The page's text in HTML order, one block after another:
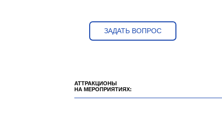
Аренда шуточного аттракциона
ЗАДАТЬ ВОПРОС